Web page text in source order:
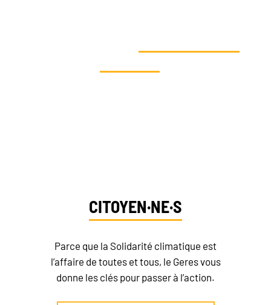
CITOYEN·NE·S
Parce que la Solidarité climatique est
l’affaire de toutes et tous, le Geres vous
donne les clés pour passer à l’action.